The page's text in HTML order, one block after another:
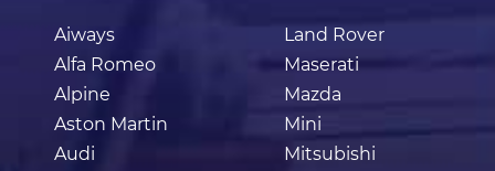
Aiways
Alfa Romeo
Alpine
Aston Martin
Audi
Land Rover
Maserati
Mazda
Mini
Mitsubishi